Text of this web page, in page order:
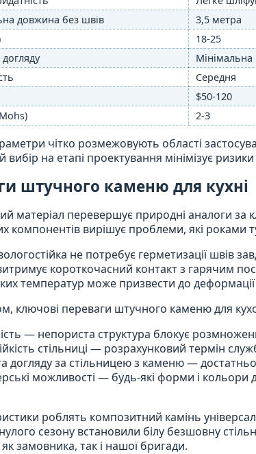
довжина без швів
3,5 метра
18-25
догляду
Мінімальна
Середня
$50-120
2-3
чітко розмежовують області
на етапі проектування мінімізує ризики
штучного каменю для кухні
матеріал перевершує природні аналоги
компонентів вирішує проблеми, які роками
не потребує герметизації швів
короткочасний контакт з гарячим
температур може призвести до деформації
ключові переваги штучного каменю для
— непориста структура блокує
стільниці — розрахунковий термін
догляду за стільницею з каменю —
можливості — будь-які форми і кольори
роблять композитний камінь
сезону встановили білу безшовну
замовника, так і нашої бригади.